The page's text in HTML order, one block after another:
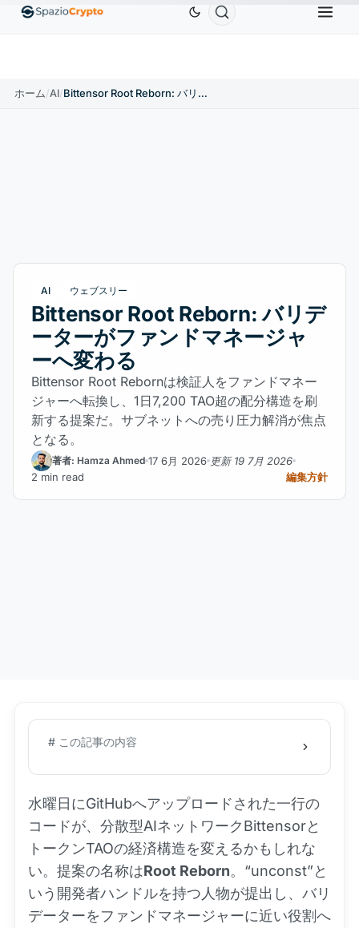
EthereumETH$1,880.58 TetherUSDT$0.9991 BNBBNB
ホーム/AI/ Bittensor Root Reborn: バリデーターがファンドマネージャーへ変わる
AI ウェブスリー
Bittensor Root Reborn: バリデ
ーターがファンドマネージャ
ーへ変わる
Bittensor Root Rebornは検証人をファンドマネー
ジャーへ転換し、1日7,200 TAO超の配分構造を刷
新する提案だ。サブネットへの売り圧力解消が焦点
となる。
著者: Hamza Ahmed 17 6月 2026 更新 19 7月 2026
2 min read
編集方針
# この記事の内容
水曜日にGitHubへアップロードされた一行の
コードが、分散型AIネットワークBittensorと
トークンTAOの経済構造を変えるかもしれな
い。提案の名称はRoot Reborn。“unconst”と
いう開発者ハンドルを持つ人物が提出し、バリ
データーをファンドマネージャーに近い役割へ